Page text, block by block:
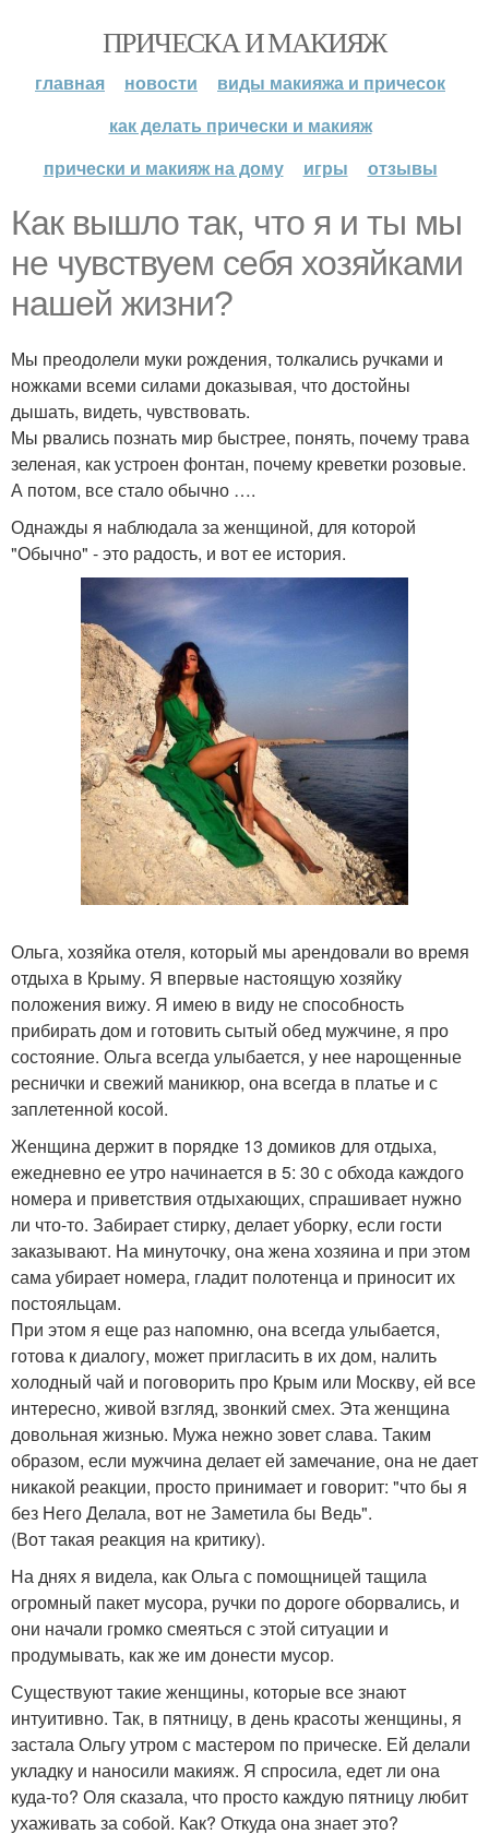
ПРИЧЕСКА И МАКИЯЖ
главная новости
виды макияжа и причесок
как делать прически и макияж
прически и макияж на дому
игры отзывы
Как вышло так, что я и ты мы
не чувствуем себя хозяйками
нашей жизни?
Мы преодолели муки рождения, толкались ручками и
ножками всеми силами доказывая, что достойны
дышать, видеть, чувствовать.
Мы рвались познать мир быстрее, понять, почему трава
зеленая, как устроен фонтан, почему креветки розовые.
А потом, все стало обычно ….
Однажды я наблюдала за женщиной, для которой
"Обычно" - это радость, и вот ее история.
Ольга, хозяйка отеля, который мы арендовали во время
отдыха в Крыму. Я впервые настоящую хозяйку
положения вижу. Я имею в виду не способность
прибирать дом и готовить сытый обед мужчине, я про
состояние. Ольга всегда улыбается, у нее нарощенные
реснички и свежий маникюр, она всегда в платье и с
заплетенной косой.
Женщина держит в порядке 13 домиков для отдыха,
ежедневно ее утро начинается в 5: 30 с обхода каждого
номера и приветствия отдыхающих, спрашивает нужно
ли что-то. Забирает стирку, делает уборку, если гости
заказывают. На минуточку, она жена хозяина и при этом
сама убирает номера, гладит полотенца и приносит их
постояльцам.
При этом я еще раз напомню, она всегда улыбается,
готова к диалогу, может пригласить в их дом, налить
холодный чай и поговорить про Крым или Москву, ей все
интересно, живой взгляд, звонкий смех. Эта женщина
довольная жизнью. Мужа нежно зовет слава. Таким
образом, если мужчина делает ей замечание, она не дает
никакой реакции, просто принимает и говорит: "что бы я
без Него Делала, вот не Заметила бы Ведь".
(Вот такая реакция на критику).
На днях я видела, как Ольга с помощницей тащила
огромный пакет мусора, ручки по дороге оборвались, и
они начали громко смеяться с этой ситуации и
продумывать, как же им донести мусор.
Существуют такие женщины, которые все знают
интуитивно. Так, в пятницу, в день красоты женщины, я
застала Ольгу утром с мастером по прическе. Ей делали
укладку и наносили макияж. Я спросила, едет ли она
куда-то? Оля сказала, что просто каждую пятницу любит
ухаживать за собой. Как? Откуда она знает это?